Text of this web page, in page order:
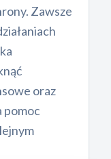
Zawsze
oraz
pomoc